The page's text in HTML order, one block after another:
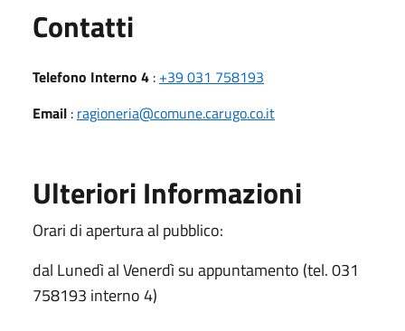
Contatti
Telefono Interno 4 : +39 031 758193
Email : ragioneria@comune.carugo.co.it
Ulteriori Informazioni
Orari di apertura al pubblico:
dal Lunedì al Venerdì su appuntamento (tel. 031
758193 interno 4)